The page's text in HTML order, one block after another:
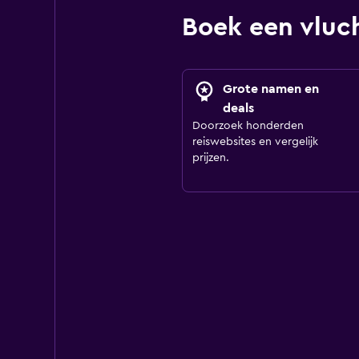
Boek een
Grote namen en
deals
Doorzoek honderden
reiswebsites en vergelijk
prijzen.